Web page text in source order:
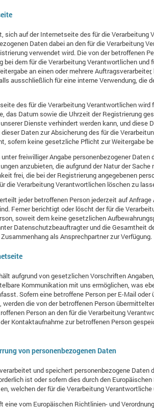
sich auf der Internetseite des für die Verarbeitung
Daten dabei an den für die Verarbeitung
verwendet wird. Die von der betroffenen
dem für die Verarbeitung Verantwortlichen und
an einen oder mehrere
ausschließlich für eine interne Verwendung, die
des für die Verarbeitung Verantwortlichen
das Datum sowie die Uhrzeit der Registrierung
Dienste verhindert werden kann, und
Daten zur Absicherung des für die
sofern keine gesetzliche Pflicht zur Weitergabe
freiwilliger Angabe personenbezogener
anzubieten, die aufgrund der Natur der
frei, die bei der Registrierung angegebenen
die Verarbeitung Verantwortlichen löschen zu
jeder betroffenen Person jederzeit auf
Ferner berichtigt oder löscht der für die
soweit dem keine gesetzlichen
Datenschutzbeauftragter und die Gesamtheit
als Ansprechpartner zur Verfügung.
aufgrund von gesetzlichen Vorschriften
Kommunikation mit uns ermöglichen, was
Sofern eine betroffene Person per E-Mail
die von der betroffenen Person
Person an den für die Verarbeitung
Kontaktaufnahme zur betroffenen Person
von personenbezogenen Daten
und speichert personenbezogene Daten
ist oder sofern dies durch den
welchen der für die Verarbeitung
vom Europäischen Richtlinien- und